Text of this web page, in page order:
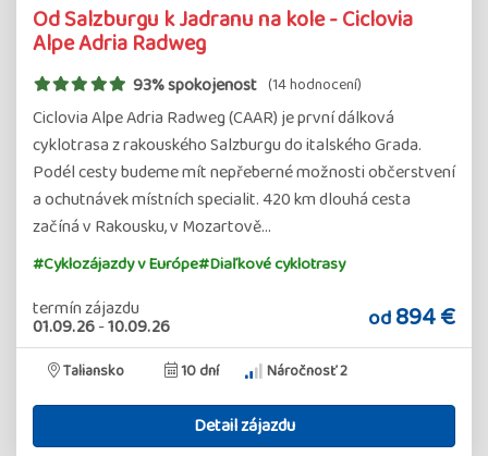
Od Salzburgu k Jadranu na kole - Ciclovia
Alpe Adria Radweg
93% spokojenost (14 hodnocení)
Ciclovia Alpe Adria Radweg (CAAR) je první dálková
cyklotrasa z rakouského Salzburgu do italského Grada.
Podél cesty budeme mít nepřeberné možnosti občerstvení
a ochutnávek místních specialit. 420 km dlouhá cesta
začíná v Rakousku, v Mozartově…
#Cyklozájazdy v Európe#Diaľkové cyklotrasy
termín zájazdu
01.09.26-10.09.26 od894 €
Taliansko 10 dní Náročnosť 2
Detail zájazdu